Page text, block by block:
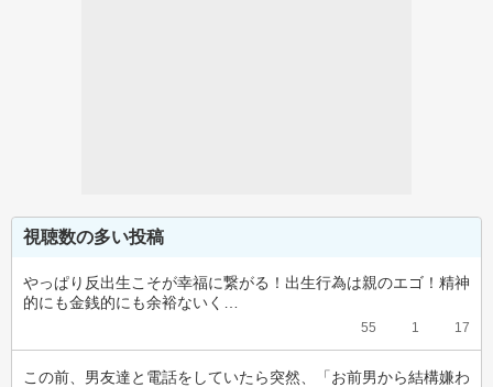
視聴数の多い投稿
やっぱり反出生こそが幸福に繋がる！出生行為は親のエゴ！精神
的にも金銭的にも余裕ないく…
55 1 17
この前、男友達と電話をしていたら突然、「お前男から結構嫌わ